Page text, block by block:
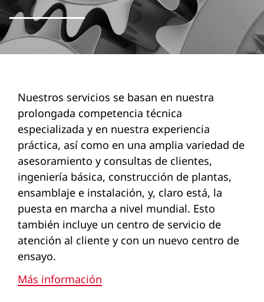
Nuestros servicios se basan en nuestra
prolongada competencia técnica
especializada y en nuestra experiencia
práctica, así como en una amplia variedad de
asesoramiento y consultas de clientes,
ingeniería básica, construcción de plantas,
ensamblaje e instalación, y, claro está, la
puesta en marcha a nivel mundial. Esto
también incluye un centro de servicio de
atención al cliente y con un nuevo centro de
ensayo.
Más información